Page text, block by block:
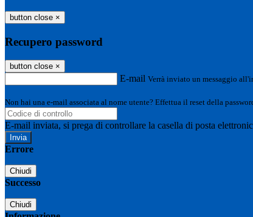
button close ×
Recupero password
button close ×
E-mail Verrà inviato un messaggio
Non hai una e-mail associata al nome utente? Effettua il reset della
E-mail inviata, si prega di controllare la casella di posta
Errore
Chiudi
Successo
Chiudi